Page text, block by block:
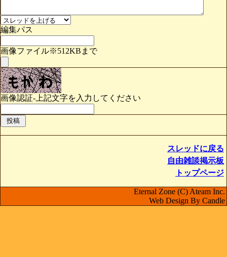
編集パス
画像ファイル※512KBまで
画像認証-上記文字を入力してください
スレッドに戻る
自由雑談掲示板
トップページ
Eternal Zone (C) Ateam Inc.
Web Design By Candle